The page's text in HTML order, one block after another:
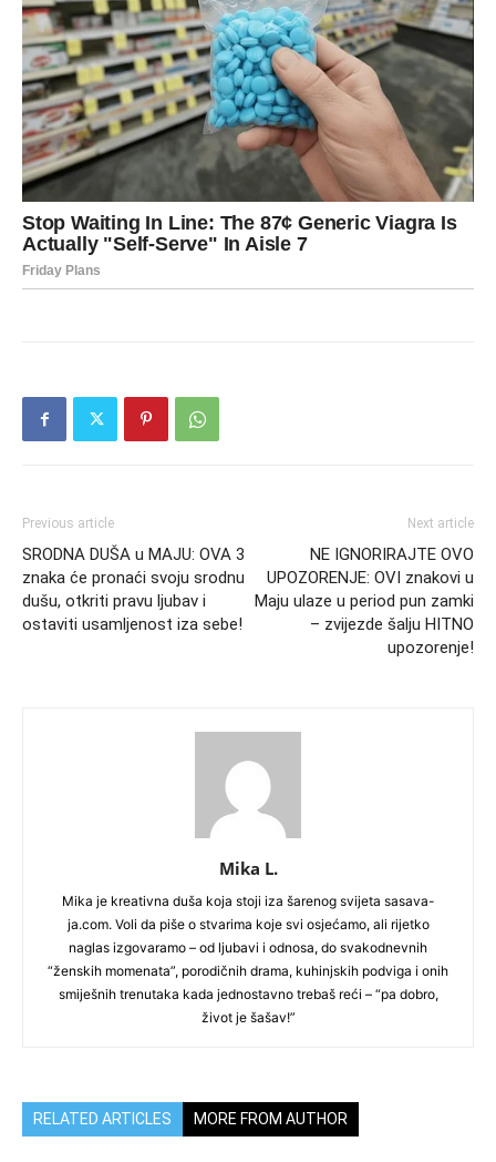
Previous article
SRODNA DUŠA u MAJU: OVA 3
znaka će pronaći svoju srodnu
dušu, otkriti pravu ljubav i
ostaviti usamljenost iza sebe!
Next article
NE IGNORIRAJTE OVO
UPOZORENJE: OVI znakovi u
Maju ulaze u period pun zamki
– zvijezde šalju HITNO
upozorenje!
Mika L.
Mika je kreativna duša koja stoji iza šarenog svijeta sasava-
ja.com. Voli da piše o stvarima koje svi osjećamo, ali rijetko
naglas izgovaramo – od ljubavi i odnosa, do svakodnevnih
“ženskih momenata”, porodičnih drama, kuhinjskih podviga i onih
smiješnih trenutaka kada jednostavno trebaš reći – “pa dobro,
život je šašav!”
RELATED ARTICLES MORE FROM AUTHOR